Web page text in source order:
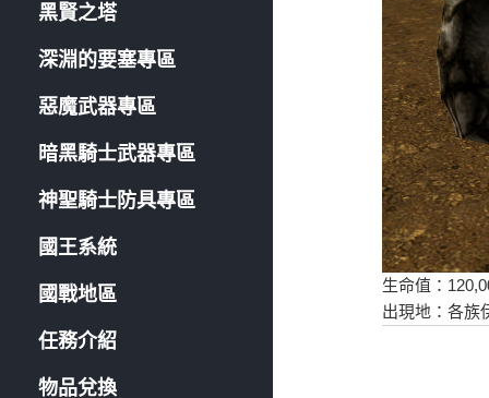
黑賢之塔
深淵的要塞專區
惡魔武器專區
暗黑騎士武器專區
神聖騎士防具專區
國王系統
國戰地區
任務介紹
物品兌換
生命值：
出現地：各族